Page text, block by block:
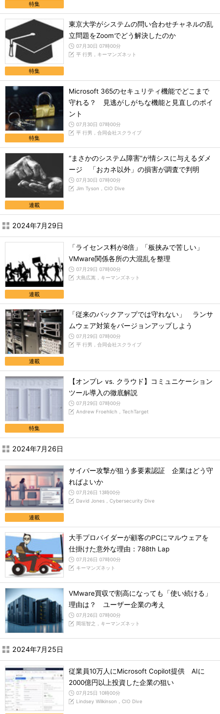
特集
特集
東京大学がシステムの問い合わせチャネルの乱
立問題をZoomでどう解決したのか
07月30日 07時00分
平 行男，キーマンズネット
特集
Microsoft 365のセキュリティ機能でどこまで
守れる？ 見逃がしがちな機能と見直しのポイ
ント
07月30日 07時00分
平 行男，合同会社スクライブ
連載
“まさかのシステム障害”が情シスに与えるダメ
ージ 「おカネ以外」の損害が調査で判明
07月30日 07時00分
Jim Tyson，CIO Dive
2024年7月29日
連載
「ライセンス料が8倍」「板挟みで苦しい」
VMware関係各所の大混乱を整理
07月29日 07時00分
大島広嵩，キーマンズネット
連載
「従来のバックアップでは守れない」 ランサ
ムウェア対策をバージョンアップしよう
07月29日 07時00分
平 行男，合同会社スクライブ
特集
【オンプレ vs. クラウド】コミュニケーション
ツール導入の徹底解説
07月29日 07時00分
Andrew Froehlich，TechTarget
2024年7月26日
連載
サイバー攻撃が狙う多要素認証 企業はどう守
ればよいか
07月26日 13時00分
David Jones，Cybersecurity Dive
大手プロバイダーが顧客のPCにマルウェアを
仕掛けた意外な理由：788th Lap
07月26日 07時00分
キーマンズネット
VMware買収で割高になっても「使い続ける」
理由は？ ユーザー企業の考え
07月26日 07時00分
岡垣智之，キーマンズネット
2024年7月25日
従業員10万人にMicrosoft Copilot提供 AIに
2000億円以上投資した企業の狙い
07月25日 10時00分
Lindsey Wilkinson，CIO Dive